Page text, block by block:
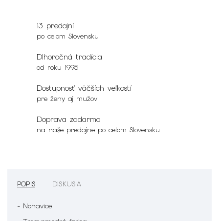
13 predajní
po celom Slovensku
Dlhoročná tradícia
od roku 1995
Dostupnosť väčších veľkostí
pre ženy aj mužov
Doprava zadarmo
na naše predajne po celom Slovensku
POPIS DISKUSIA
- Nohavice